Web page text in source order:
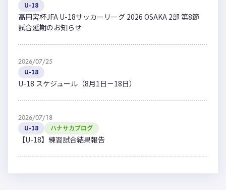
U-18
高円宮杯JFA U-18サッカーリーグ 2026 OSAKA 2部 第8節
試合延期のお知らせ
2026/07/25
U-18
U-18 スケジュール（8月1日－18日）
2026/07/18
U-18 ハナサカブログ
【U-18】練習試合結果報告